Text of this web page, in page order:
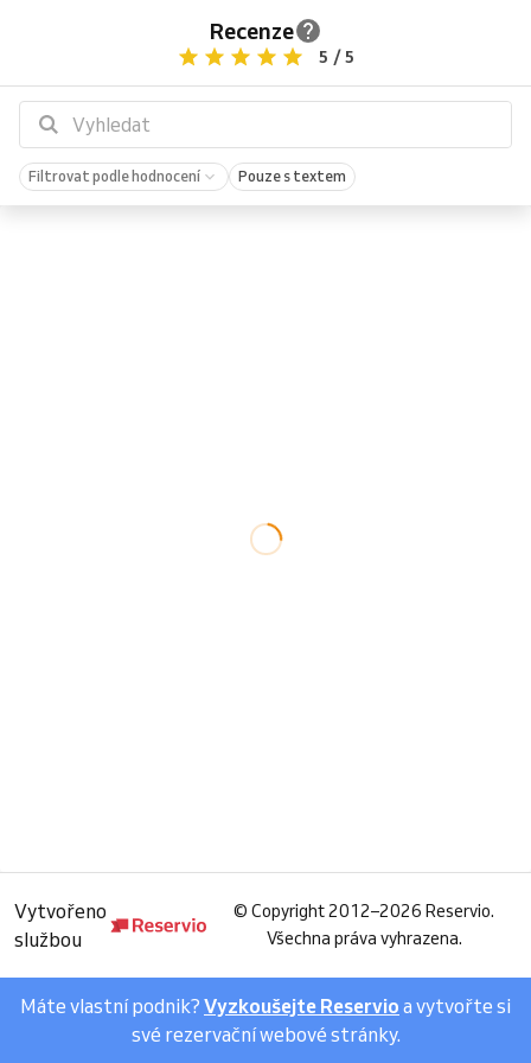
Recenze
5 / 5
Filtrovat podle hodnocení Pouze s textem
Vytvořeno
službou
© Copyright 2012–2026 Reservio.
Všechna práva vyhrazena.
Máte vlastní podnik? Vyzkoušejte Reservio a vytvořte si
své rezervační webové stránky.